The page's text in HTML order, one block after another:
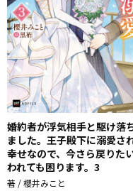
婚約者が浮気相手と駆け落
ました。王子殿下に溺愛さ
幸せなので、今さら戻りた
われても困ります。3
著 / 櫻井みこと